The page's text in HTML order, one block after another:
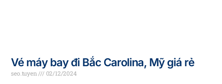
Vé máy bay đi Bắc Carolina, Mỹ giá rẻ
seo.tuyen
02/12/2024